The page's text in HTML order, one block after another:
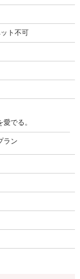
ト不可
でる。
ラン